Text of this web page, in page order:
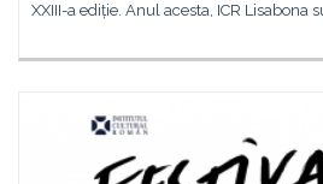
XXIII-a ediție. Anul acesta, ICR Lisabona